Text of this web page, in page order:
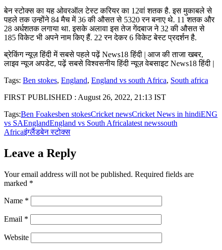
बेन स्टोक्स का यह ओवरऑल टेस्ट करियर का 12वां शतक है. इस मुकाबले से
पहले तक उन्होंने 84 मैच में 36 की औसत से 5320 रन बनाए थे. 11 शतक और
28 अर्धशतक लगाया था. इसके अलावा इस तेज गेंदबाज ने 32 की औसत से
185 विकेट भी अपने नाम किए हैं. 22 रन देकर 6 विकेट बेस्ट प्रदर्शन है.
ब्रेकिंग न्यूज़ हिंदी में सबसे पहले पढ़ें News18 हिंदी | आज की ताजा खबर,
लाइव न्यूज अपडेट, पढ़ें सबसे विश्वसनीय हिंदी न्यूज़ वेबसाइट News18 हिंदी |
Tags: Ben stokes, England, England vs south Africa, South africa
FIRST PUBLISHED : August 26, 2022, 21:13 IST
Tags:Ben Foakesben stokesCricket newsCricket News in hindiENG
vs SAEnglandEngland vs South Africalatest newssouth
Africaइंग्लैंडबेन स्टोक्स
Leave a Reply
Your email address will not be published. Required fields are
marked *
Name *
Email *
Website